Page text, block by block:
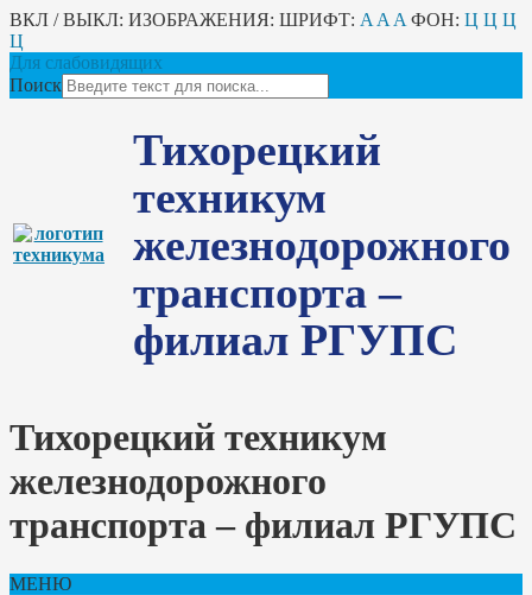
ВКЛ / ВЫКЛ: ИЗОБРАЖЕНИЯ: ШРИФТ: A A A ФОН: Ц Ц Ц
Ц
Для слабовидящих
Поиск
Тихорецкий
техникум
железнодорожного
транспорта –
филиал РГУПС
Тихорецкий техникум
железнодорожного
транспорта – филиал РГУПС
МЕНЮ